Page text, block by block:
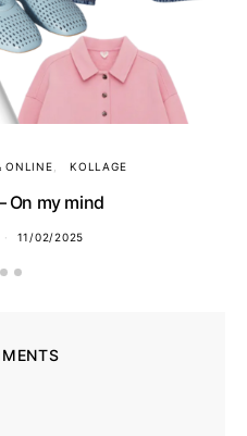
ONLINE KOLLAGE
On my mind
11/02/2025